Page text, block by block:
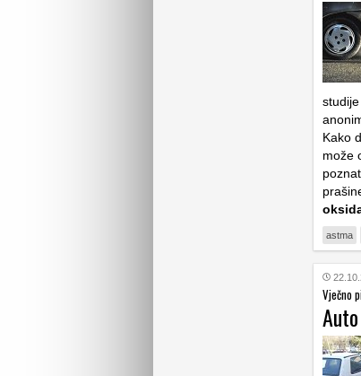
Kako
može
astma
Vječno